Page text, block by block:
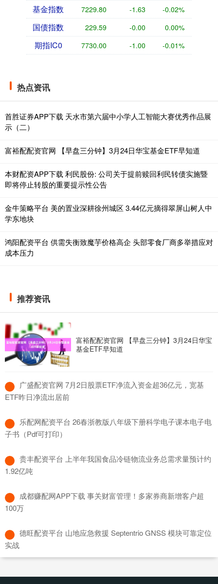
基金指数 7229.80 -1.63 -0.02%
国债指数 229.59 -0.00 0.00%
期指IC0 7730.00 -1.00 -0.01%
热点资讯
首胜证券APP下载 天水市第六届中小学人工智能大赛优秀作品展
示（二）
富裕配配资官网 【早盘三分钟】3月24日华宝基金ETF早知道
本财配资APP下载 利民股份: 公司关于提前赎回利民转债实施暨
即将停止转股的重要提示性公告
金牛策略平台 美的置业深耕徐州城区 3.44亿元摘得翠屏山树人中
学东地块
鸿阳配资平台 供需失衡致魔芋价格高企 头部零食厂商多举措应对
成本压力
推荐资讯
富裕配配资官网 【早盘三分钟】3月24日华宝
基金ETF早知道
​广盛配资官网 7月2日股票ETF净流入资金超36亿元，宽基
ETF昨日净流出居前
​乐配网配资平台 26春浙教版八年级下册科学电子课本电子电
子书（Pdf可打印）
​贵丰配资平台 上半年我国食品冷链物流业务总需求量预计约
1.92亿吨
​成都赚配网APP下载 事关财富管理！多家券商新增客户超
100万
​德旺配资平台 山地应急救援 Septentrio GNSS 模块可靠定位
实战